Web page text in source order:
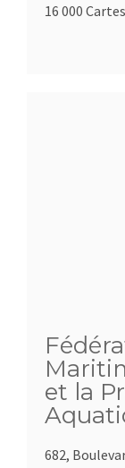
16 000
et la
682,